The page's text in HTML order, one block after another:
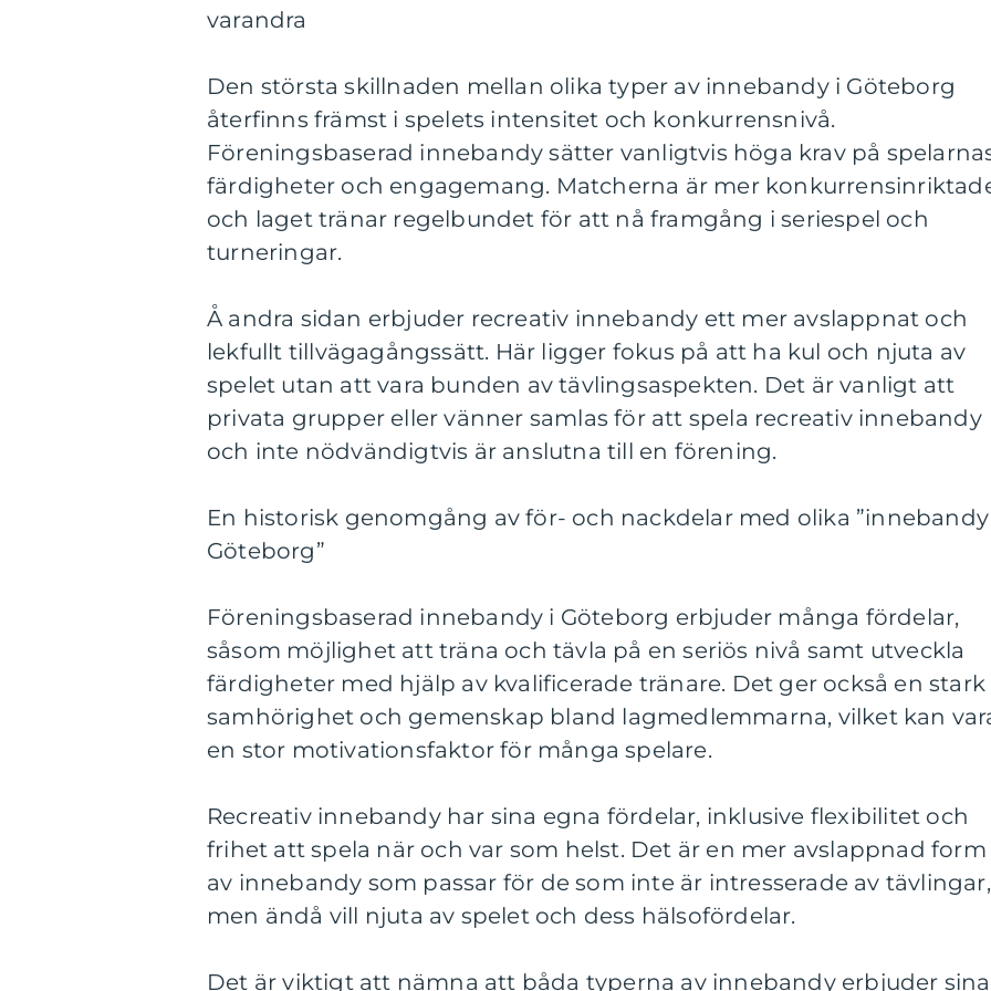
varandra
Den största skillnaden mellan olika typer av innebandy i Göteborg
återfinns främst i spelets intensitet och konkurrensnivå.
Föreningsbaserad innebandy sätter vanligtvis höga krav på
färdigheter och engagemang. Matcherna är mer
och laget tränar regelbundet för att nå framgång i seriespel och
turneringar.
Å andra sidan erbjuder recreativ innebandy ett mer avslappnat och
lekfullt tillvägagångssätt. Här ligger fokus på att ha kul och njuta av
spelet utan att vara bunden av tävlingsaspekten. Det är vanligt att
privata grupper eller vänner samlas för att spela recreativ innebandy
och inte nödvändigtvis är anslutna till en förening.
En historisk genomgång av för- och nackdelar med olika ”innebandy
Göteborg”
Föreningsbaserad innebandy i Göteborg erbjuder många fördelar,
såsom möjlighet att träna och tävla på en seriös nivå samt utveckla
färdigheter med hjälp av kvalificerade tränare. Det ger också en stark
samhörighet och gemenskap bland lagmedlemmarna, vilket kan
en stor motivationsfaktor för många spelare.
Recreativ innebandy har sina egna fördelar, inklusive flexibilitet och
frihet att spela när och var som helst. Det är en mer avslappnad form
av innebandy som passar för de som inte är intresserade av tävlingar,
men ändå vill njuta av spelet och dess hälsofördelar.
Det är viktigt att nämna att båda typerna av innebandy erbjuder sina